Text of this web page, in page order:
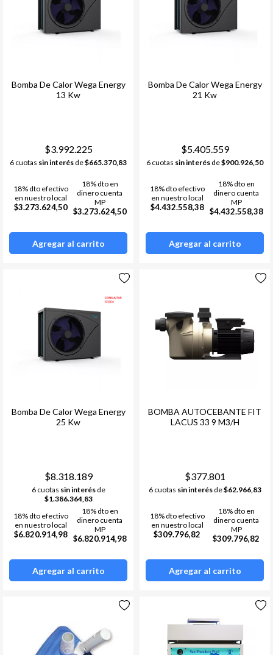
Bomba De Calor Wega Energy
13 Kw
$3.992.225
6 cuotas sin interés de$665.370,83
18% dto efectivo
en nuestro local
$3.273.624,50
18% dto en
dinero cuenta
MP
$3.273.624,50
Agregar al carrito
Bomba De Calor Wega Energy
21 Kw
$5.405.559
6 cuotas sin interés de$900.926,50
18% dto efectivo
en nuestro local
$4.432.558,38
18% dto en
dinero cuenta
MP
$4.432.558,38
Agregar al carrito
Bomba De Calor Wega Energy
25 Kw
$8.318.189
6 cuotas sin interésde
$1.386.364,83
18% dto efectivo
en nuestro local
$6.820.914,98
18% dto en
dinero cuenta
MP
$6.820.914,98
Agregar al carrito
BOMBA AUTOCEBANTE FIT
LACUS 33 9 M3/H
$377.801
6 cuotas sin interésde$62.966,83
18% dto efectivo
en nuestro local
$309.796,82
18% dto en
dinero cuenta
MP
$309.796,82
Agregar al carrito